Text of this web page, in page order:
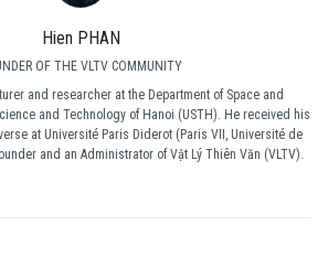
Hien PHAN
OF THE VLTV COMMUNITY
and researcher at the Department of Space and
and Technology of Hanoi (USTH). He received his
at Université Paris Diderot (Paris VII, Université de
and an Administrator of Vật Lý Thiên Văn (VLTV).